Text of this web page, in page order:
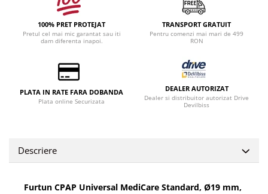
100% PRET PROTEJAT
Pretul cel mai mic garantat sau iti
dam diferenta inapoi.
TRANSPORT GRATUIT
Pentru comenzi mai mari de 499
RON
PLATA IN RATE FARA DOBANDA
Plata online Securizata
DEALER AUTORIZAT
Dealer si distribuitor autorizat Drive
Devilbiss
Descriere
Furtun CPAP Universal MediCare Standard, Ø19 mm,